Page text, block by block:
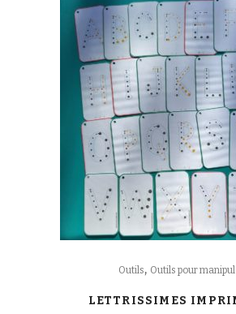
Outils, Outils pour
LETTRISSIMES